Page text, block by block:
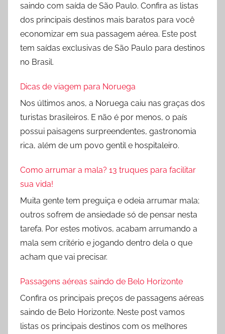
saindo com saída de São Paulo. Confira as listas
dos principais destinos mais baratos para você
economizar em sua passagem aérea. Este post
tem saídas exclusivas de São Paulo para destinos
no Brasil.
Dicas de viagem para Noruega
Nos últimos anos, a Noruega caiu nas graças dos
turistas brasileiros. E não é por menos, o país
possui paisagens surpreendentes, gastronomia
rica, além de um povo gentil e hospitaleiro.
Como arrumar a mala? 13 truques para facilitar
sua vida!
Muita gente tem preguiça e odeia arrumar mala;
outros sofrem de ansiedade só de pensar nesta
tarefa. Por estes motivos, acabam arrumando a
mala sem critério e jogando dentro dela o que
acham que vai precisar.
Passagens aéreas saindo de Belo Horizonte
Confira os principais preços de passagens aéreas
saindo de Belo Horizonte. Neste post vamos
listas os principais destinos com os melhores